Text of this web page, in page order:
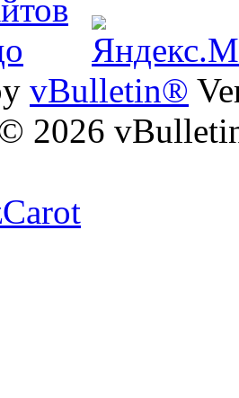
vBulletin®
2026